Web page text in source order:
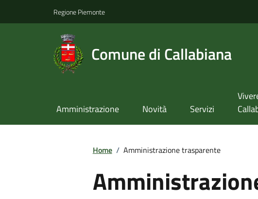
Regione Piemonte
Comune di Callabiana
Amministrazione Novità Servizi
Home / Amministrazione trasparente